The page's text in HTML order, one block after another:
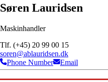
Søren Lauridsen
Maskinhandler
Tlf. (+45) 20 99 00 15
soren@ablauridsen.dk
Phone Number
Email